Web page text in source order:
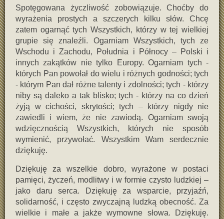
Spotęgowana życzliwość zobowiązuje. Choćby do
wyrażenia prostych a szczerych kilku słów. Chcę
zatem ogarnąć tych Wszystkich, którzy w tej wielkiej
grupie się znaleźli. Ogarniam Wszystkich, tych ze
Wschodu i Zachodu, Południa i Północy – Polski i
innych zakątków nie tylko Europy. Ogarniam tych -
których Pan powołał do wielu i różnych godności; tych
- którym Pan dał różne talenty i zdolności; tych - którzy
niby są daleko a tak blisko; tych - którzy na co dzień
żyją w cichości, skrytości; tych – którzy nigdy nie
zawiedli i wiem, że nie zawiodą. Ogarniam swoją
wdzięcznością Wszystkich, których nie sposób
wymienić, przywołać. Wszystkim Wam serdecznie
dziękuję.
Dziękuję za wszelkie dobro, wyrażone w postaci
pamięci, życzeń, modlitwy i w formie czysto ludzkiej –
jako daru serca. Dziękuję za wsparcie, przyjaźń,
solidarność, i często zwyczajną ludzką obecność. Za
wielkie i małe a jakże wymowne słowa. Dziękuję.